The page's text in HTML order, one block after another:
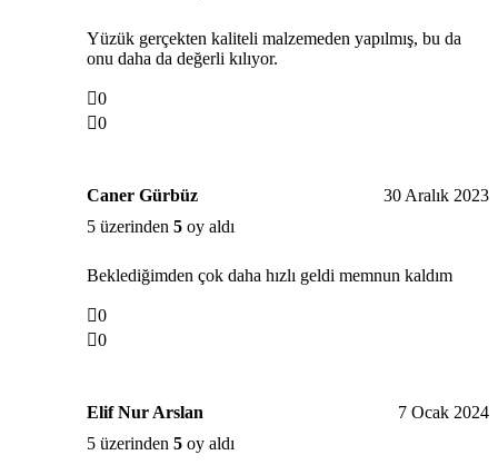
Yüzük gerçekten kaliteli malzemeden yapılmış, bu da
onu daha da değerli kılıyor.
0
0
Caner Gürbüz
30 Aralık 2023
5 üzerinden 5 oy aldı
Beklediğimden çok daha hızlı geldi memnun kaldım
0
0
Elif Nur Arslan
7 Ocak 2024
5 üzerinden 5 oy aldı